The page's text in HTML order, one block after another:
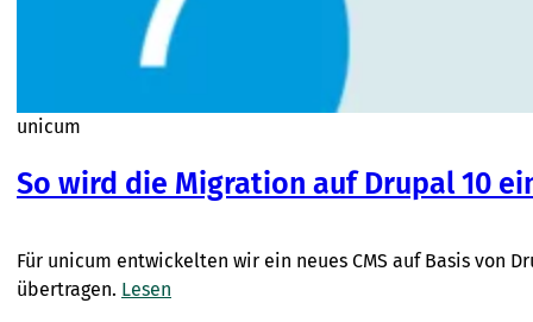
unicum
So wird die Migration auf Drupal 10
Für unicum entwickelten wir ein neues CMS auf Basis von
übertragen. Lesen